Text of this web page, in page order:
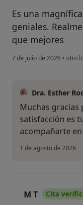
Es una
geniales.
que mejores
7 de julio de 2026 • otro
Dra. Esther
Muchas
satisfacción es
acompañarte
1 de agosto de 2026
M T Cita